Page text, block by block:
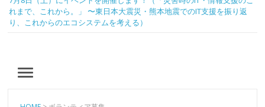
れまで、これから。」 〜東日本大震災・熊本地震でのIT支援を振り返
り、これからのエコシステムを考える）
MENU